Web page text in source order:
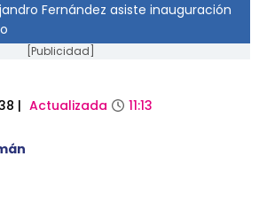
Fernández asiste inauguración
[Publicidad]
| Actualizada 11:13